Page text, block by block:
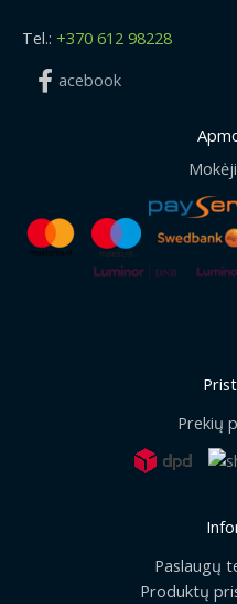
Tel.: +370 612 98228
acebook
Prekių
Paslaugų
Produktų